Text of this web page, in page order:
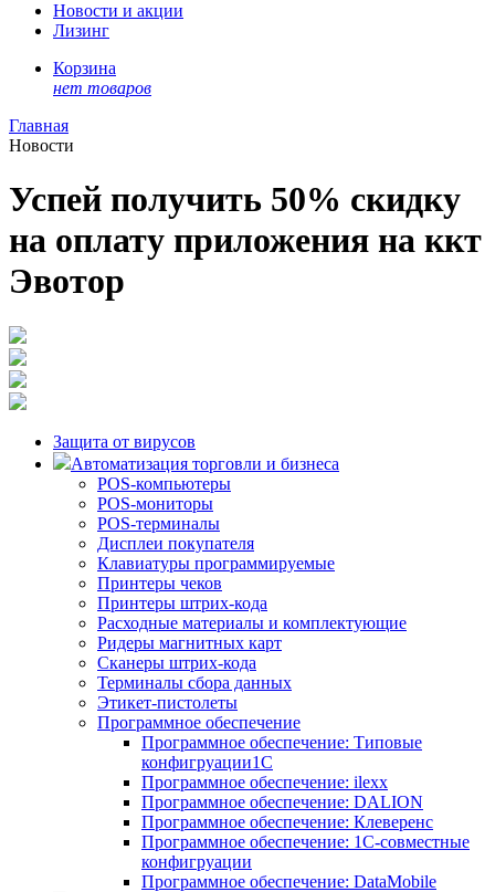
Новости и акции
Лизинг
Корзина
нет товаров
Главная
Новости
Успей получить 50% скидку
на оплату приложения на ккт
Эвотор
Защита от вирусов
Автоматизация торговли и бизнеса
POS-компьютеры
POS-мониторы
POS-терминалы
Дисплеи покупателя
Клавиатуры программируемые
Принтеры чеков
Принтеры штрих-кода
Расходные материалы и комплектующие
Ридеры магнитных карт
Сканеры штрих-кода
Терминалы сбора данных
Этикет-пистолеты
Программное обеспечение
Программное обеспечение: Типовые
конфигруации1С
Программное обеспечение: ilexx
Программное обеспечение: DALION
Программное обеспечение: Клеверенс
Программное обеспечение: 1С-совместные
конфигруации
Программное обеспечение: DataMobile